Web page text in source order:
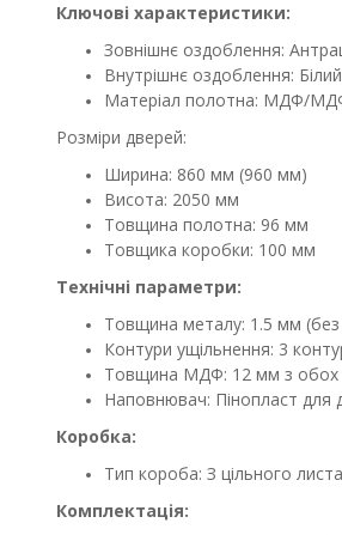
Ключові характеристики:
Зовнішнє оздоблення:
Внутрішнє оздоблення:
Матеріал полотна: МДФ/
Розміри дверей:
Ширина: 860 мм (960 мм)
Висота: 2050 мм
Товщина полотна: 96 мм
Товщика коробки: 100 мм
Технічні параметри:
Товщина металу: 1.5 мм
Контури ущільнення: 3
Товщина МДФ: 12 мм з обох
Наповнювач: Пінопласт для
Коробка:
Тип короба: З цільного
Комплектація: